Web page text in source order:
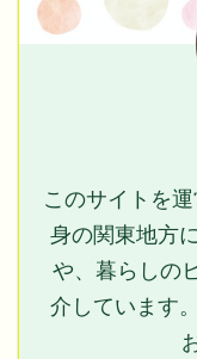
このサイトを
身の関東地方
や、暮らしの
介しています